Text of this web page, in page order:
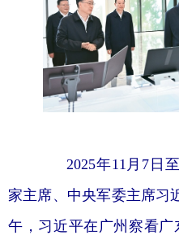
2025年11月7日至
家主席、中央军委主席习
午，习近平在广州察看